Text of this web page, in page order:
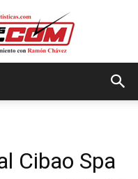
Cibao Spa